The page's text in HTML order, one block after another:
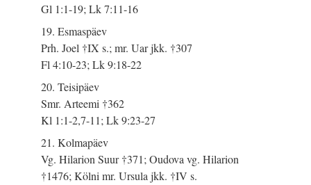
Gl 1:1-19; Lk 7:11-16
19. Esmaspäev
Prh. Joel †IX s.; mr. Uar jkk. †307
Fl 4:10-23; Lk 9:18-22
20. Teisipäev
Smr. Arteemi †362
Kl 1:1-2,7-11; Lk 9:23-27
21. Kolmapäev
Vg. Hilarion Suur †371; Oudova vg. Hilarion
†1476; Kölni mr. Ursula jkk. †IV s.